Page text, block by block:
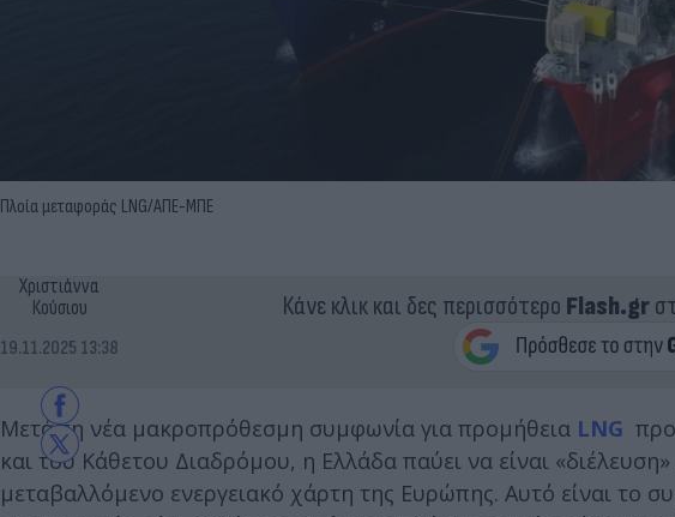
Πλοία μεταφοράς LNG/ΑΠΕ-ΜΠΕ
Χριστιάννα
Κούσιου
19.11.2025 13:38
Κάνε κλικ και δες περισσότερο Flash.gr
Μετά τη νέα μακροπρόθεσμη συμφωνία για προμήθεια LNG
και του Κάθετου Διαδρόμου, η Ελλάδα παύει να είναι
μεταβαλλόμενο ενεργειακό χάρτη της Ευρώπης. Αυτό είναι το